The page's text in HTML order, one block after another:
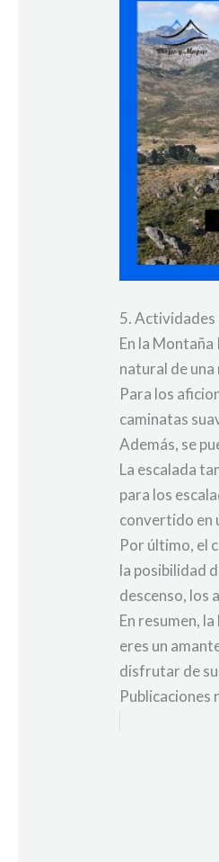
5. Actividades
En la
natural de una
Para los
caminatas
Además, se
La escalada
para los
convertido en
Por último, el
la posibilidad
descenso, los
En resumen,
eres un
disfrutar de
Publicaciones